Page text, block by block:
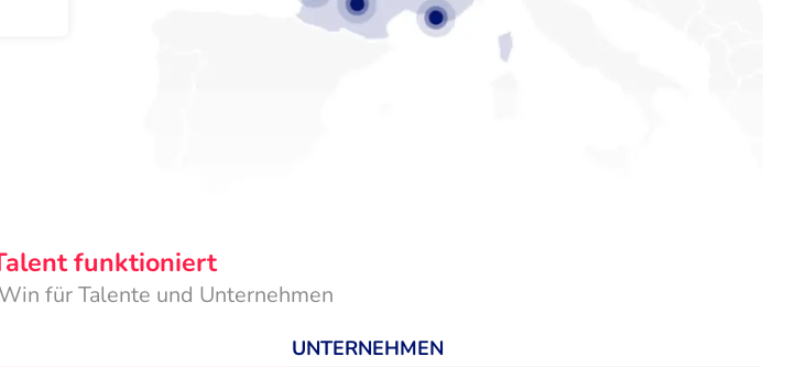
funktioniert
für Talente und Unternehmen
UNTERNEHMEN